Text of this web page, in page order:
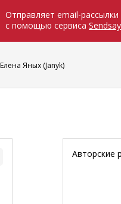
Отправляет email-рассылки
с помощью сервиса Sendsay
Елена Яных (Janyk)
Авторские